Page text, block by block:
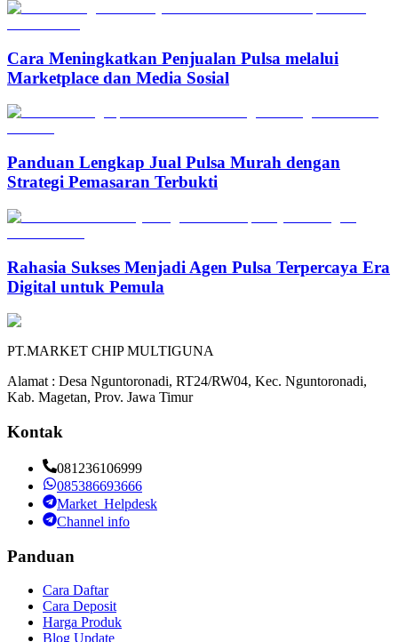
Cara Meningkatkan Penjualan Pulsa melalui
Marketplace dan Media Sosial
Panduan Lengkap Jual Pulsa Murah dengan
Strategi Pemasaran Terbukti
Rahasia Sukses Menjadi Agen Pulsa Terpercaya Era
Digital untuk Pemula
PT.MARKET CHIP MULTIGUNA
Alamat : Desa Nguntoronadi, RT24/RW04, Kec. Nguntoronadi,
Kab. Magetan, Prov. Jawa Timur
Kontak
081236106999
085386693666
Market_Helpdesk
Channel info
Panduan
Cara Daftar
Cara Deposit
Harga Produk
Blog Update